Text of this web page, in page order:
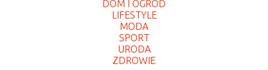
DOM I OGRÓD
LIFESTYLE
MODA
SPORT
URODA
ZDROWIE